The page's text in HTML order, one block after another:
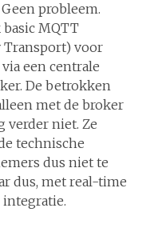
probleem.
MQTT
Transport) voor
een centrale
De betrokken
met de broker
verder niet. Ze
technische
dus niet te
dus, met real-time